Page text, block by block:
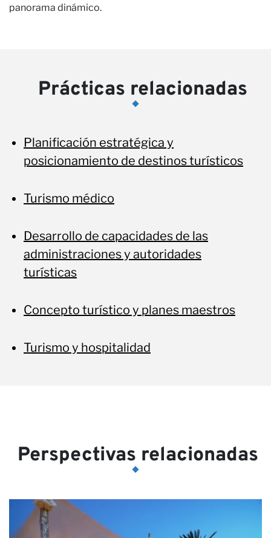
panorama dinámico.
Prácticas relacionadas
Planificación estratégica y
posicionamiento de destinos turísticos
Turismo médico
Desarrollo de capacidades de las
administraciones y autoridades
turísticas
Concepto turístico y planes maestros
Turismo y hospitalidad
Perspectivas relacionadas